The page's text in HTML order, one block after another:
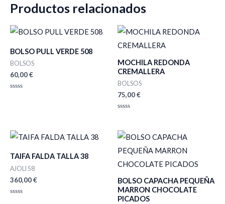
Productos relacionados
BOLSO PULL VERDE 508
BOLSOS
60,00€
MOCHILA REDONDA
CREMALLERA
BOLSOS
75,00€
de
5
TAIFA FALDA TALLA 38
AJOLI 58
360,00€
BOLSO CAPACHA PEQUEÑA
MARRON CHOCOLATE
PICADOS